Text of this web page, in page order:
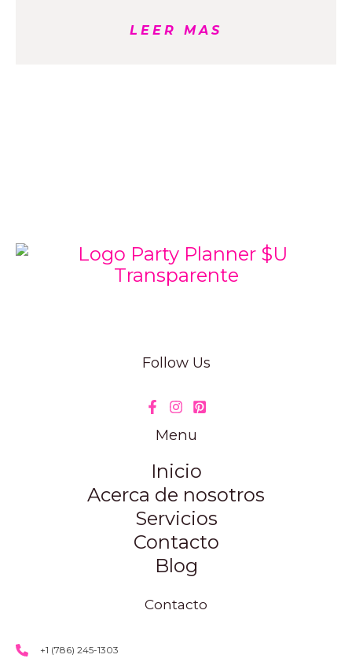
LEER MAS
Follow Us
Menu
Inicio
Acerca de nosotros
Servicios
Contacto
Blog
Contacto
+1 (786) 245-1303